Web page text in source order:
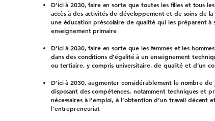
D’ici à 2030, faire en sorte que toutes les filles et tous
accès à des activités de développement et de soins de la
une éducation préscolaire de qualité qui les préparent à
enseignement primaire
D’ici à 2030, faire en sorte que les femmes et les hommes
dans des conditions d’égalité à un enseignement
ou tertiaire, y compris universitaire, de qualité et d’un
D’ici à 2030, augmenter considérablement le nombre de
disposant des compétences, notamment techniques et
nécessaires à l’emploi, à l’obtention d’un travail décent
l’entrepreneuriat